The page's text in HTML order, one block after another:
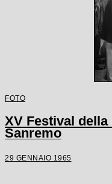
FOTO
XV Festival
Sanremo
29 GENNAIO 1965